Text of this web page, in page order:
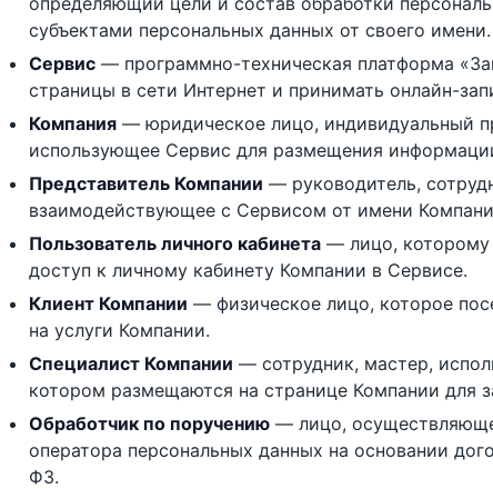
субъектами персональных данных от своего имени.
Сервис — программно-техническая платформа
страницы в сети Интернет и принимать онлайн-
Компания — юридическое лицо, индивидуальный
использующее Сервис для размещения
Представитель Компании — руководитель,
взаимодействующее с Сервисом от имени
Пользователь личного кабинета — лицо, которому
доступ к личному кабинету Компании в Сервисе.
Клиент Компании — физическое лицо, которое
на услуги Компании.
Специалист Компании — сотрудник, мастер,
котором размещаются на странице Компании для
Обработчик по поручению — лицо,
оператора персональных данных на основании
ФЗ.